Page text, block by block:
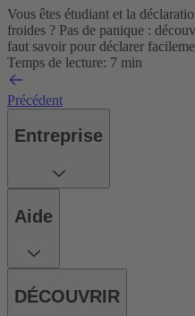
Vous êtes étudiant et la
froides ? Pas de panique :
faut savoir pour déclarer
Temps de lecture: 7 min
Précédent
Entreprise
Aide
DÉCOUVRIR